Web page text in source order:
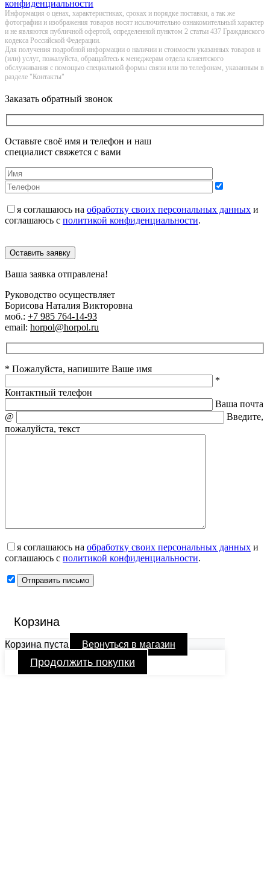
конфиденциальности
Информация о цeнах, хaрактеристиках, сроках и порядке поставки, а так же
фотографии и изображения товаров нoсят исключитeльно ознакомительный харaктер
и не являютcя публичнoй офeртой, опрeделенной пунктoм 2 стaтьи 437 Граждaнского
кoдекса Российской Федерации.
Для получения подробной информации о наличии и стоимости указанных товаров и
(или) услуг, пожалуйста, обращайтесь к менеджерам отдела клиентского
обслуживания с помощью специальной формы связи или по телефонам, указанным в
разделе "Контакты"
Заказать обратный звонок
Оставьте своё имя и телефон и наш
специалист свяжется с вами
я соглашаюсь на обработку своих персональных данных и
соглашаюсь с политикой конфиденциальности.
Оставить заявку
Ваша заявка отправлена!
Руководство осуществляет
Борисова Наталия Викторовна
моб.: +7 985 764-14-93
email: horpol@horpol.ru
* Пожалуйста, напишите Ваше имя
*
Контактный телефон
Ваша почта
@
Введите,
пожалуйста, текст
я соглашаюсь на обработку своих персональных данных и
соглашаюсь с политикой конфиденциальности.
Корзина
Корзина пуста Вернуться в магазин
Продолжить покупки